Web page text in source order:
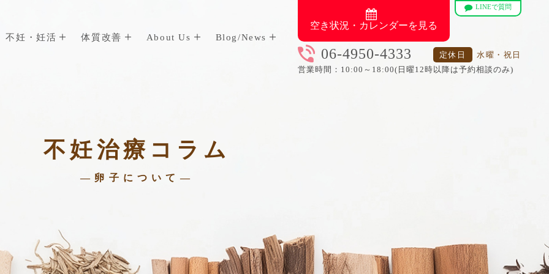
不妊・妊活 体質改善 About Us Blog/News
空き状況・カレンダーを見る
LINEで質問
06-4950-4333 定休日
水曜・祝日
営業時間：10:00～18:00(日曜12時以降は予約相談のみ)
不妊治療コラム
—卵子について—